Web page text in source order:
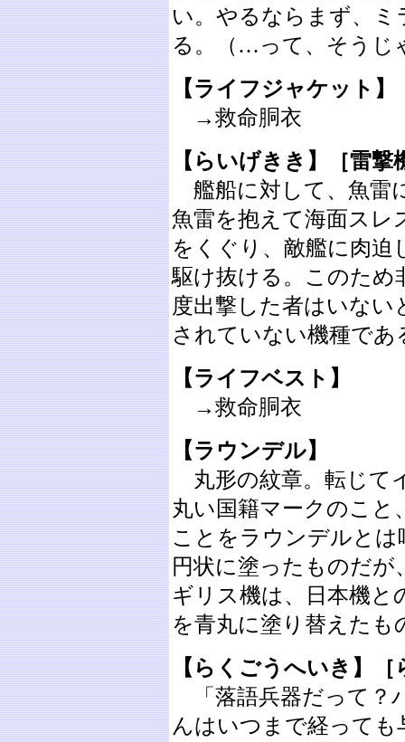
い。やるならまず、
る。（…って、そうじ
【ライフジャケット】
→救命胴衣
【らいげきき】［雷撃
艦船に対して、魚雷
魚雷を抱えて海面スレ
をくぐり、敵艦に肉迫
駆け抜ける。このため
度出撃した者はいない
されていない機種であ
【ライフベスト】
→救命胴衣
【ラウンデル】
丸形の紋章。転じて
丸い国籍マークのこと
ことをラウンデルとは
円状に塗ったものだが
ギリス機は、日本機と
を青丸に塗り替えた
【らくごうへいき】
「落語兵器だって？
んはいつまで経って